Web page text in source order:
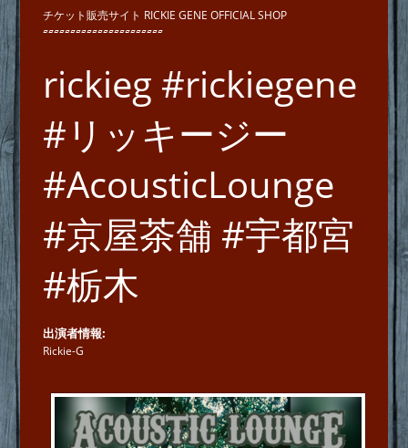
チケット販売サイト RICKIE GENE OFFICIAL SHOP
▱▱▱▱▱▱▱▱▱▱▱▱▱▱▱▱▱▱▱▱▱▱
rickieg #rickiegene
#リッキージー
#AcousticLounge
#京屋茶舗 #宇都宮
#栃木
出演者情報
Rickie-G